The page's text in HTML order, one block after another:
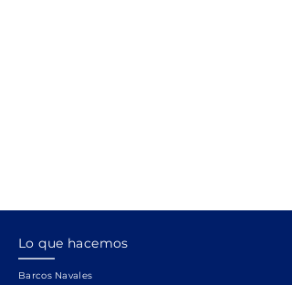
Lo que hacemos
Barcos Navales